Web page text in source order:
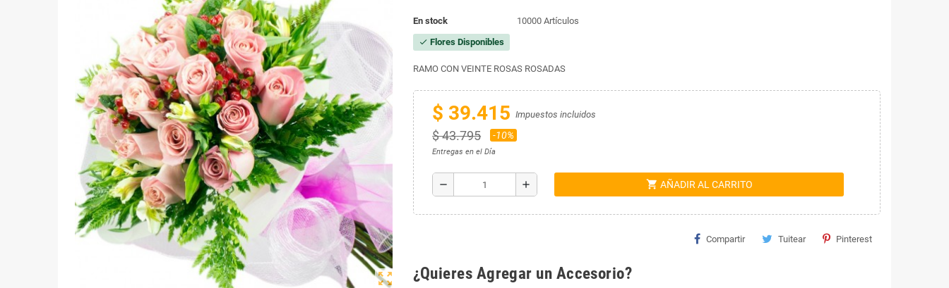
zoom_out_map
En stock 10000 Artículos
check Flores Disponibles
RAMO CON VEINTE ROSAS ROSADAS
$ 39.415 Impuestos incluidos
$ 43.795 -10%
Entregas en el Día
remove add shopping_cart AÑADIR AL CARRITO
Compartir Tuitear Pinterest
¿Quieres Agregar un Accesorio?